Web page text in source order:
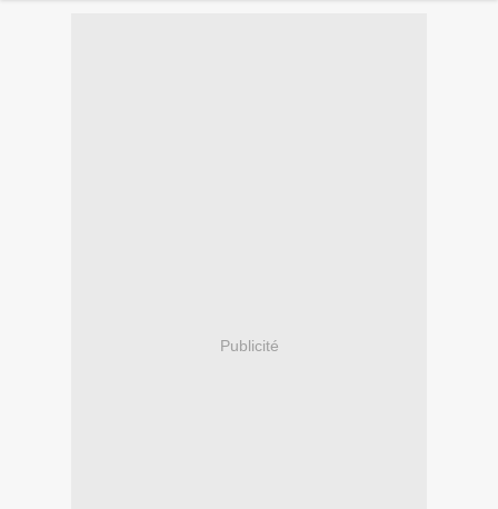
Publicité